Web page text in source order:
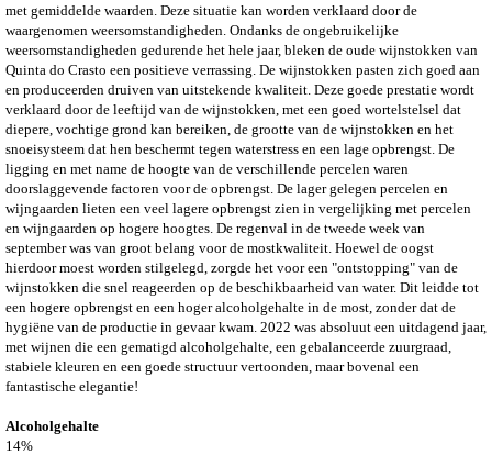
met gemiddelde waarden. Deze situatie kan worden verklaard door de
waargenomen weersomstandigheden. Ondanks de ongebruikelijke
weersomstandigheden gedurende het hele jaar, bleken de oude wijnstokken van
Quinta do Crasto een positieve verrassing. De wijnstokken pasten zich goed aan
en produceerden druiven van uitstekende kwaliteit. Deze goede prestatie wordt
verklaard door de leeftijd van de wijnstokken, met een goed wortelstelsel dat
diepere, vochtige grond kan bereiken, de grootte van de wijnstokken en het
snoeisysteem dat hen beschermt tegen waterstress en een lage opbrengst. De
ligging en met name de hoogte van de verschillende percelen waren
doorslaggevende factoren voor de opbrengst. De lager gelegen percelen en
wijngaarden lieten een veel lagere opbrengst zien in vergelijking met percelen
en wijngaarden op hogere hoogtes. De regenval in de tweede week van
september was van groot belang voor de mostkwaliteit. Hoewel de oogst
hierdoor moest worden stilgelegd, zorgde het voor een "ontstopping" van de
wijnstokken die snel reageerden op de beschikbaarheid van water. Dit leidde tot
een hogere opbrengst en een hoger alcoholgehalte in de most, zonder dat de
hygiëne van de productie in gevaar kwam. 2022 was absoluut een uitdagend jaar,
met wijnen die een gematigd alcoholgehalte, een gebalanceerde zuurgraad,
stabiele kleuren en een goede structuur vertoonden, maar bovenal een
fantastische elegantie!
Alcoholgehalte
14%